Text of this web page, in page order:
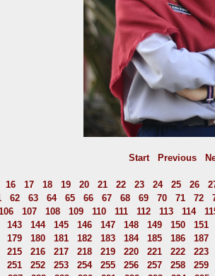
Start Previous
16 17 18 19 20 21 22 23 24 25 26
62 63 64 65 66 67 68 69 70 71 72
107 108 109 110 111 112 113 114
143 144 145 146 147 148 149 150 151
179 180 181 182 183 184 185 186 187
215 216 217 218 219 220 221 222 223
251 252 253 254 255 256 257 258 259